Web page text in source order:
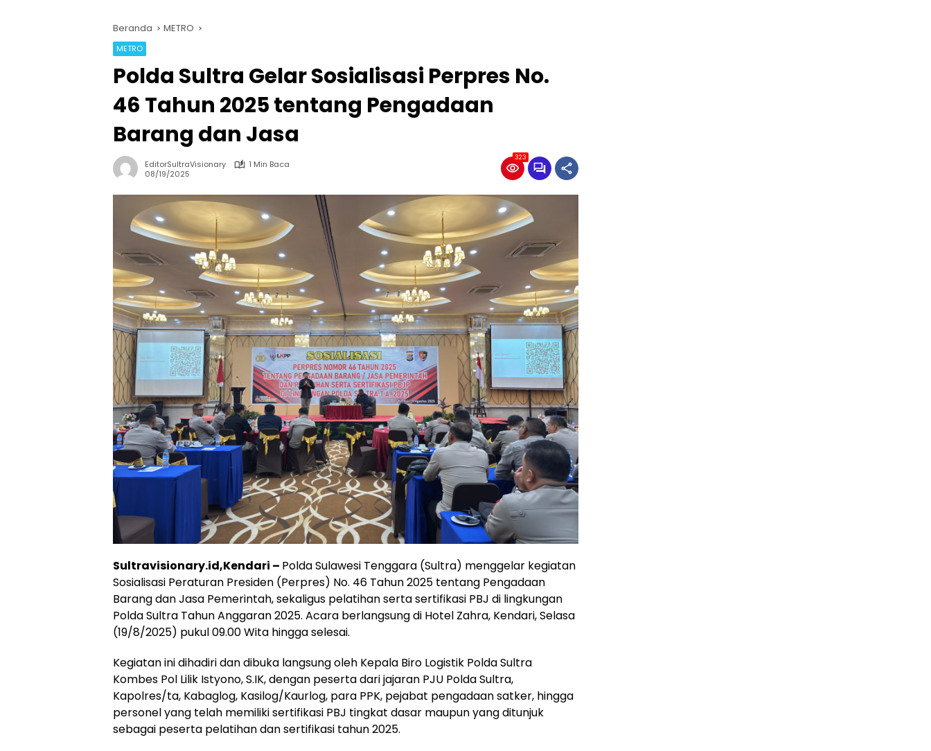
Beranda METRO
METRO
Polda Sultra Gelar Sosialisasi Perpres No.
46 Tahun 2025 tentang Pengadaan
Barang dan Jasa
EditorSultraVisionary
1 Min Baca
08/19/2025
323
Sultravisionary.id,Kendari – Polda Sulawesi Tenggara (Sultra) menggelar kegiatan
Sosialisasi Peraturan Presiden (Perpres) No. 46 Tahun 2025 tentang Pengadaan
Barang dan Jasa Pemerintah, sekaligus pelatihan serta sertifikasi PBJ di lingkungan
Polda Sultra Tahun Anggaran 2025. Acara berlangsung di Hotel Zahra, Kendari, Selasa
(19/8/2025) pukul 09.00 Wita hingga selesai.
Kegiatan ini dihadiri dan dibuka langsung oleh Kepala Biro Logistik Polda Sultra
Kombes Pol Lilik Istyono, S.IK, dengan peserta dari jajaran PJU Polda Sultra,
Kapolres/ta, Kabaglog, Kasilog/Kaurlog, para PPK, pejabat pengadaan satker, hingga
personel yang telah memiliki sertifikasi PBJ tingkat dasar maupun yang ditunjuk
sebagai peserta pelatihan dan sertifikasi tahun 2025.